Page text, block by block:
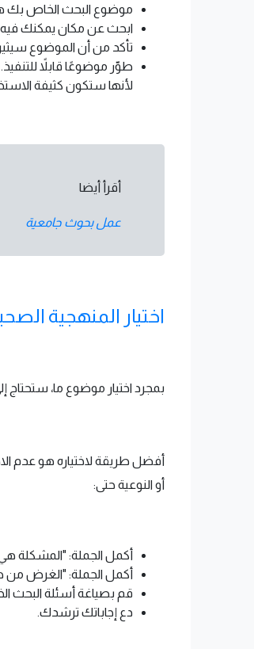
موضوع البحث الخاص بك
ابحث عن مكان يمكنك
تأكد من أن الموضوع
طوّر موضوعًا قابلاً
لأنها ستكون كثيفة
أقرأ أيضا
عمل بحوث جامعية
اختيار المنهجية
بمجرد اختيار موضوع ما، ستحتاج
أفضل طريقة لاختياره هو عدم
أو النوعية حتى:
أكمل الجملة: "المشكلة
أكمل الجملة: "الغرض من
قم بصياغة أسئلة البحث
دع إجاباتك ترشدك.